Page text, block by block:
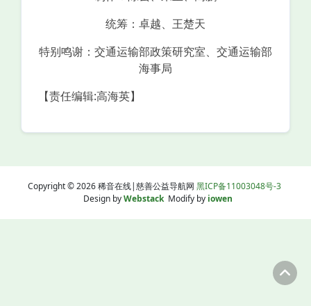
统筹：卓越、王楚天
特别鸣谢：交通运输部政策研究室、交通运输部
海事局
【责任编辑:高海英】
Copyright © 2026 稀音在线|慈善公益导航网 黑ICP备11003048号-3
Design byWebstackModify by iowen